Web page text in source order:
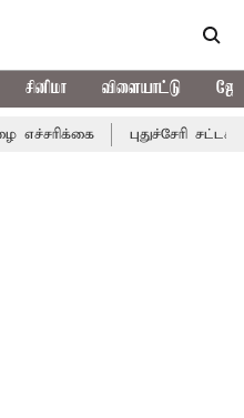
சினிமா விளையாட்டு
புதுச்சேரி